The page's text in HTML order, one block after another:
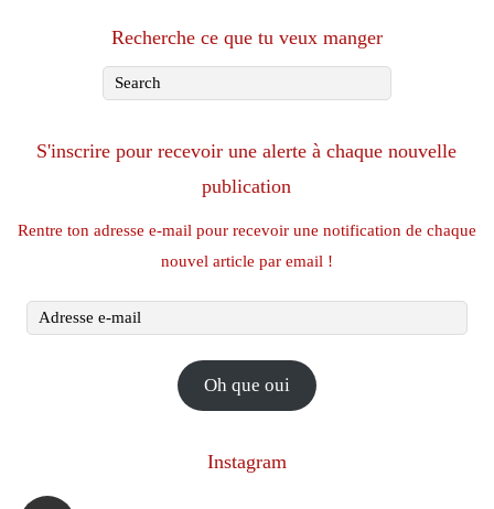
Recherche ce que tu veux manger
S'inscrire pour recevoir une alerte à chaque nouvelle
publication
Rentre ton adresse e-mail pour recevoir une notification de chaque
nouvel article par email !
Adresse
Oh que oui
Instagram